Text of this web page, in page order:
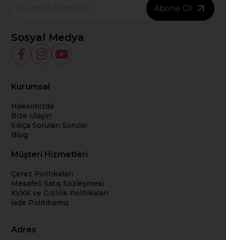
Abone Ol
Sosyal Medya
Kurumsal
Hakkımızda
Bize Ulaşın
Sıkça Sorulan Sorular
Blog
Müşteri Hizmetleri
Çerez Politikaları
Mesafeli Satış Sözleşmesi
KVKK ve Gizlilik Politikaları
İade Politikamız
Adres